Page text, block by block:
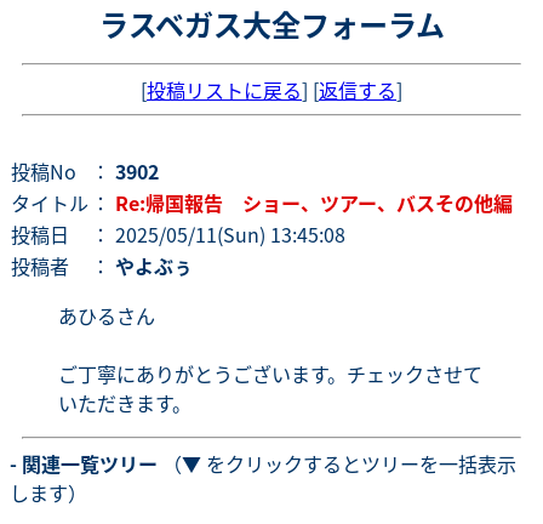
ラスベガス大全フォーラム
[投稿リストに戻る] [返信する]
投稿No ： 3902
タイトル ： Re:帰国報告 ショー、ツアー、バスその他編
投稿日
： 2025/05/11(Sun) 13:45:08
投稿者
： やよぶぅ
あひるさん
ご丁寧にありがとうございます。チェックさせて
いただきます。
- 関連一覧ツリー （▼ をクリックするとツリーを一括表示
します）